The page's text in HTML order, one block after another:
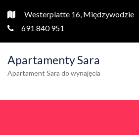
Westerplatte 16, Międzywodzie
691 840 951
Apartamenty Sara
Apartament Sara do wynajęcia